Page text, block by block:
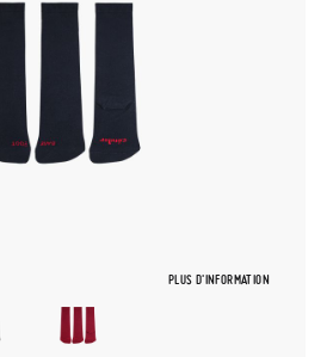
PLUS D'INFORMATION